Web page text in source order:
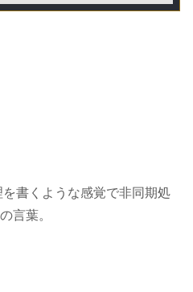
を書くような感覚で非同期処
言葉。